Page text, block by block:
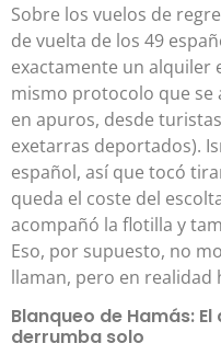
Sobre los vuelos de
de vuelta de los 49
exactamente un alquiler
mismo protocolo que se
en apuros, desde
exetarras deportados).
español, así que tocó
queda el coste del
acompañó la flotilla y
Eso, por supuesto, no
llaman, pero en
Blanqueo de Hamás:
derrumba solo